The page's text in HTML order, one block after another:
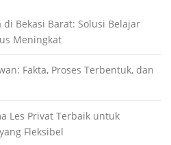
Bekasi Barat: Solusi Belajar
Meningkat
Fakta, Proses Terbentuk, dan
Les Privat Terbaik untuk
Fleksibel